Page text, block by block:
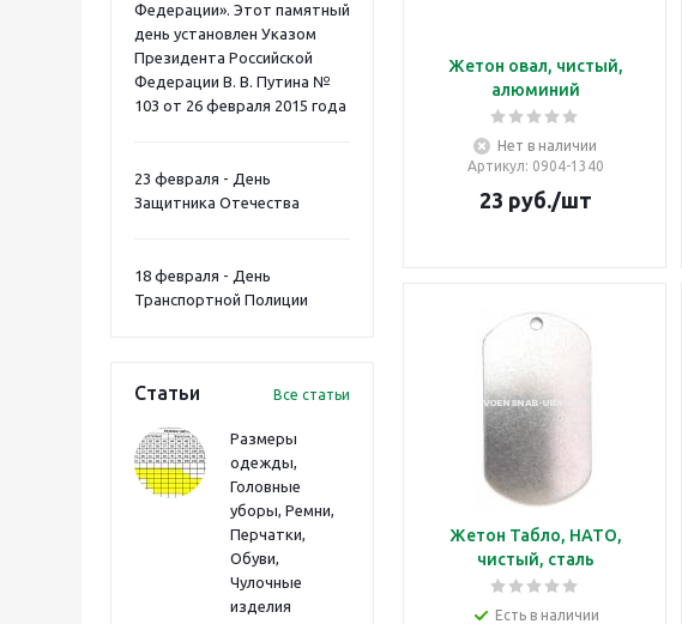
Федерации». Этот памятный
день установлен Указом
Президента Российской
Федерации В. В. Путина №
103 от 26 февраля 2015 года
23 февраля - День
Защитника Отечества
18 февраля - День
Транспортной Полиции
Статьи Все статьи
Размеры
одежды,
Головные
уборы, Ремни,
Перчатки,
Обуви,
Чулочные
изделия
Жетон овал, чистый,
алюминий
Нет в наличии
Артикул: 0904-1340
23 руб./шт
Жетон Табло, НАТО,
чистый, сталь
Есть в наличии